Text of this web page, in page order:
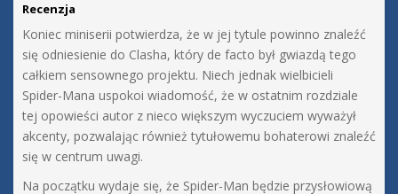
Recenzja
Koniec miniserii potwierdza, że w jej tytule powinno znaleźć
się odniesienie do Clasha, który de facto był gwiazdą tego
całkiem sensownego projektu. Niech jednak wielbicieli
Spider-Mana uspokoi wiadomość, że w ostatnim rozdziale
tej opowieści autor z nieco większym wyczuciem wyważył
akcenty, pozwalając również tytułowemu bohaterowi znaleźć
się w centrum uwagi.
Na początku wydaje się, że Spider-Man będzie przysłowiową